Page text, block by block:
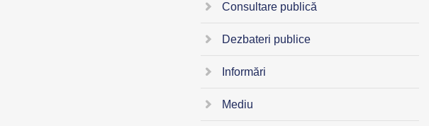
Consultare publică
Dezbateri publice
Informări
Mediu